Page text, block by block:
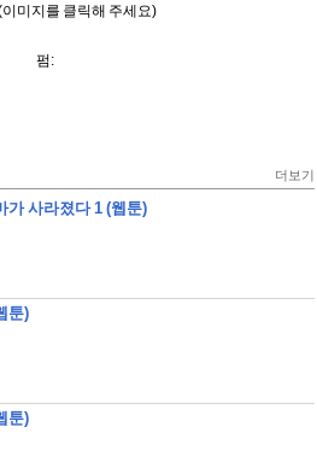
미지를 클릭해 주세요)
펌:
더보기
가 사라졌다 1 (웹툰)
툰)
툰)